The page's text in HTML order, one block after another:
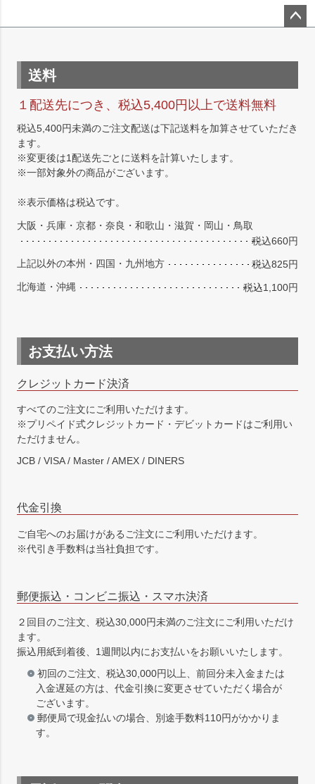
ップ
送料
１配送先につき、税込5,400円以上で送料無料
税込5,400円未満のご注文配送は下記送料を加算させていただき
ます。
※変更後は1配送先ごとに送料を計算いたします。
※一部対象外の商品がございます。
※表示価格は税込です。
大阪・兵庫・京都・奈良・和歌山・滋賀・岡山・鳥取
税込660円
上記以外の本州・四国・九州地方 税込825円
北海道・沖縄 税込1,100円
お支払い方法
クレジットカード決済
すべてのご注文にご利用いただけます。
※プリペイド式クレジットカード・デビットカードはご利用い
ただけません。
JCB / VISA / Master / AMEX / DINERS
代金引換
ご自宅へのお届けがあるご注文にご利用いただけます。
※代引き手数料は当社負担です。
郵便振込・コンビニ振込・スマホ決済
２回目のご注文、税込30,000円未満のご注文にご利用いただけ
ます。
振込用紙到着後、1週間以内にお支払いをお願いいたします。
初回のご注文、税込30,000円以上、前回分未入金または
入金遅延の方は、代金引換に変更させていただく場合が
ございます。
郵便局で現金払いの場合、別途手数料110円がかかりま
す。